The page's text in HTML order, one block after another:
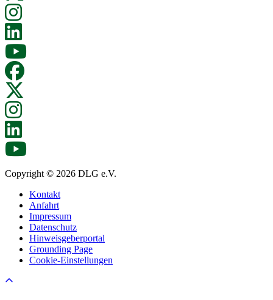
Copyright © 2026 DLG e.V.
Kontakt
Anfahrt
Impressum
Datenschutz
Hinweisgeberportal
Grounding Page
Cookie-Einstellungen